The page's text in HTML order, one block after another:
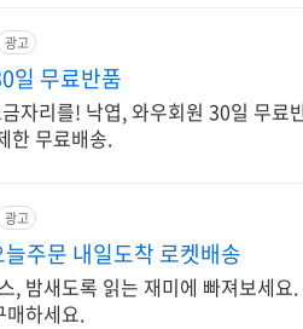
광고
일 무료반품
자리를! 낙엽, 와우회원 30일 무료
한 무료배송.
광고
주문 내일도착 로켓배송
, 밤새도록 읽는 재미에 빠져보세
매하세요.